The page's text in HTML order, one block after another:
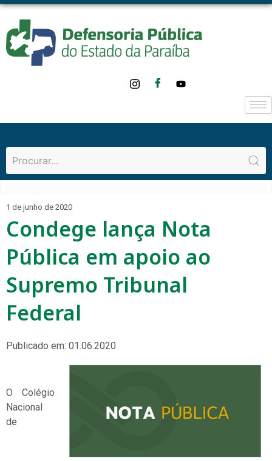
1 de junho de 2020
Condege lança Nota
Pública em apoio ao
Supremo Tribunal
Federal
Publicado em: 01.06.2020
O Colégio
Nacional
de